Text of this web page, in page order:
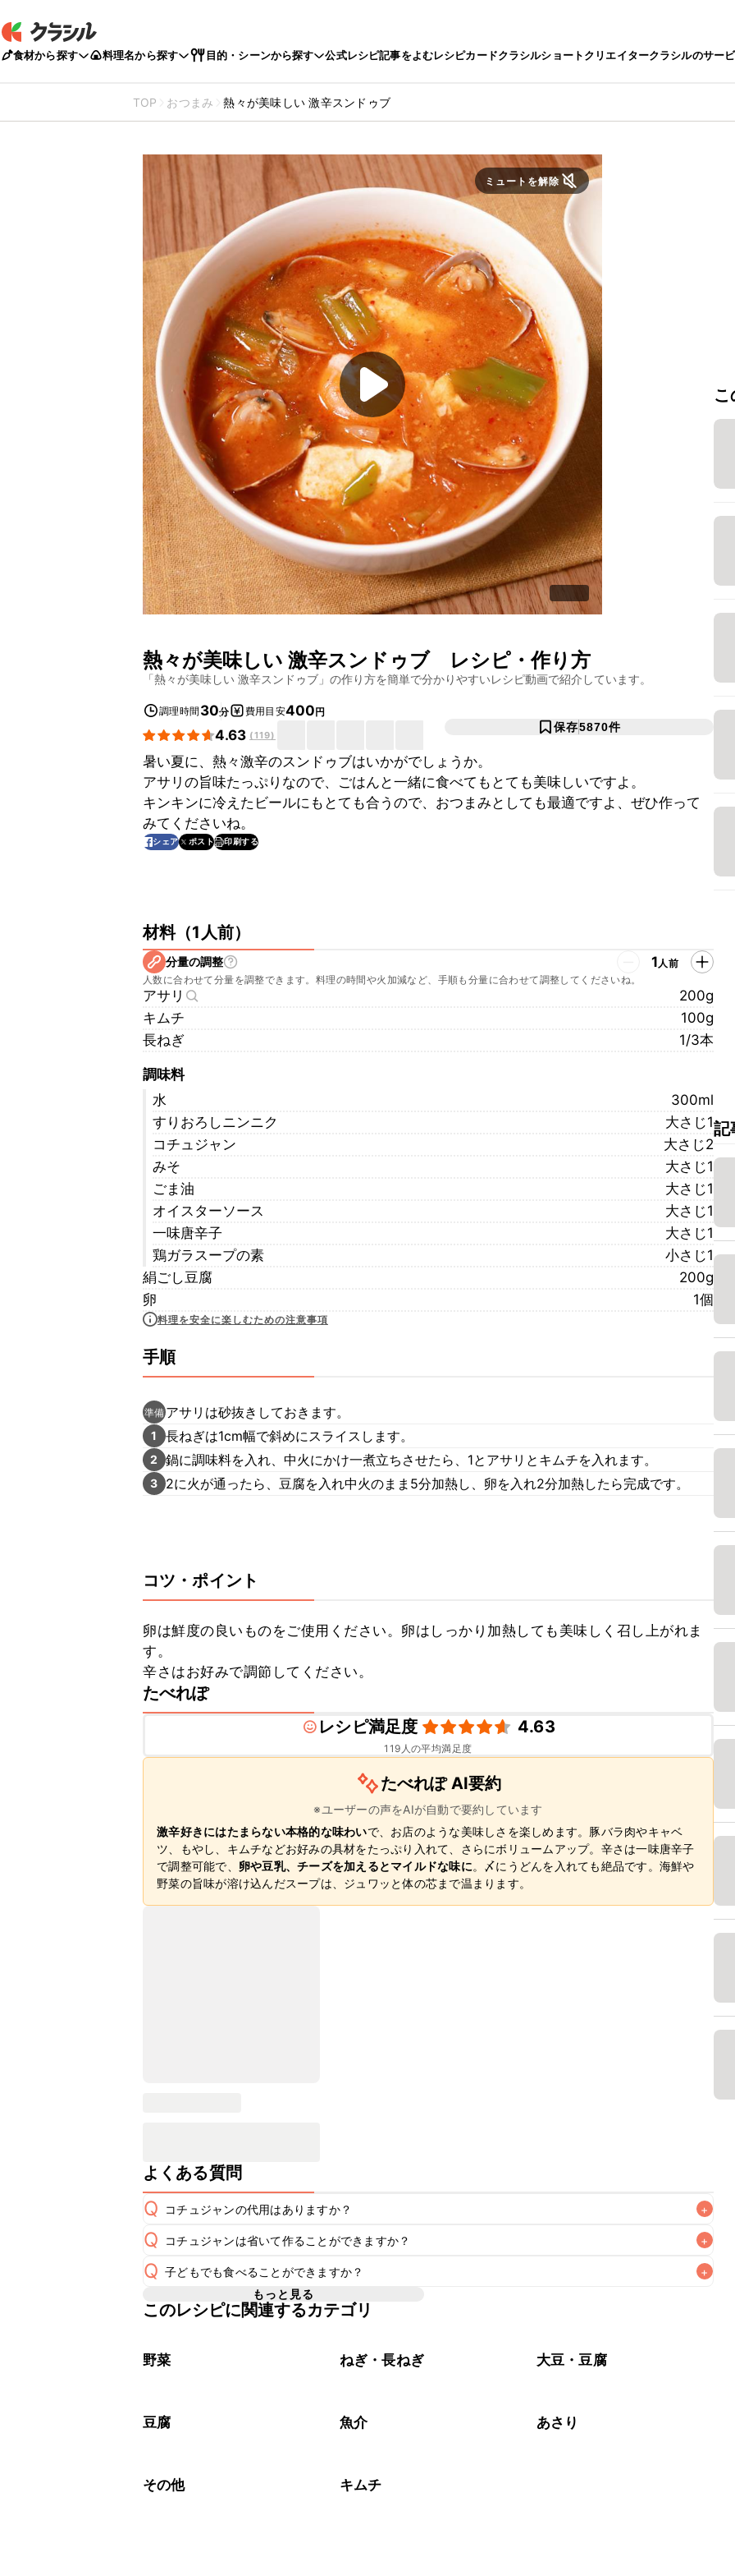
食材から探す 料理名から探す 目的・シーンから探す 公式レシピ記事をよむレシピカードクラシルショートクリエイタークラシルのサー
TOP おつまみ 熱々が美味しい 激辛スンドゥブ
ミュートを解除
熱々が美味しい 激辛スンドゥブレシピ・作り方
「熱々が美味しい 激辛スンドゥブ 」の作り方を簡単で分かりやすいレシピ動画で紹介しています。
調理時間 30分 費用目安400円
4.63 (119)
保存5870件
暑い夏に、熱々激辛のスンドゥブはいかがでしょうか。
アサリの旨味たっぷりなので、ごはんと一緒に食べてもとても美味しいですよ。
キンキンに冷えたビールにもとても合うので、おつまみとしても最適ですよ、ぜひ作って
みてくださいね。
シェア ポスト 印刷する
材料（1人前）
分量の調整 1人前
人数に合わせて分量を調整できます。料理の時間や火加減など、手順も分量に合わせて調整してくださいね。
アサリ
200g
キムチ
100g
長ねぎ
1/3本
調味料
水
300ml
すりおろしニンニク
大さじ1
コチュジャン
大さじ2
みそ
大さじ1
ごま油
大さじ1
オイスターソース
大さじ1
一味唐辛子
大さじ1
鶏ガラスープの素
小さじ1
絹ごし豆腐
200g
卵
1個
料理を安全に楽しむための注意事項
手順
準備 アサリは砂抜きしておきます。
1 長ねぎは1cm幅で斜めにスライスします。
2 鍋に調味料を入れ、中火にかけ一煮立ちさせたら、1とアサリとキムチを入れます。
3 2に火が通ったら、豆腐を入れ中火のまま5分加熱し、卵を入れ2分加熱したら完成です。
コツ・ポイント
卵は鮮度の良いものをご使用ください。卵はしっかり加熱しても美味しく召し上がれま
す。
辛さはお好みで調節してください。
たべれぽ
レシピ満足度
4.63
119 人の平均満足度
たべれぽ AI要約
※ユーザーの声をAIが自動で要約しています
激辛好きにはたまらない本格的な味わいで、お店のような美味しさを楽しめます。豚バラ肉やキャベ
ツ、もやし、キムチなどお好みの具材をたっぷり入れて、さらにボリュームアップ。辛さは一味唐辛子
で調整可能で、 卵や豆乳、チーズを加えるとマイルドな味に。〆にうどんを入れても絶品です。海鮮や
野菜の旨味が溶け込んだスープは、ジュワッと体の芯まで温まります。
よくある質問
Q コチュジャンの代用はありますか？ +
A
Q コチュジャンは省いて作ることができますか？ +
使用量が少ない場合は省いてもお作りいただけますが、メインの味付けとして使用している場合は
省くと味がぼやける可能性があるため、
ます。
Q 子どもでも食べることができますか？ +
コチュジャンは甘辛い風味が特徴の食材なため、お子様や辛い味付けが苦手な方は風味や刺激を強
ピをご利用いただけますと幸いです。
もっと見る
このレシピに関連するカテゴリ
野菜 ねぎ・長ねぎ 大豆・豆腐
豆腐 魚介 あさり
その他 キムチ
記